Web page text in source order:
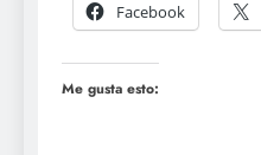
Facebook
Me gusta esto: